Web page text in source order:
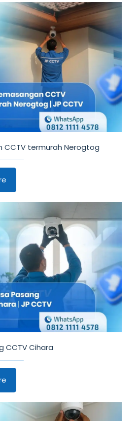
CCTV termurah Nerogtog
CCTV Cihara